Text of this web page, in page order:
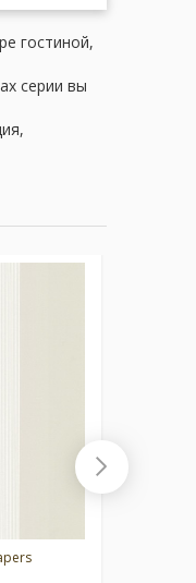
гостиной,
серии вы